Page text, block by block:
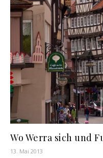
Wo Werra sich und
13. Mai 2013